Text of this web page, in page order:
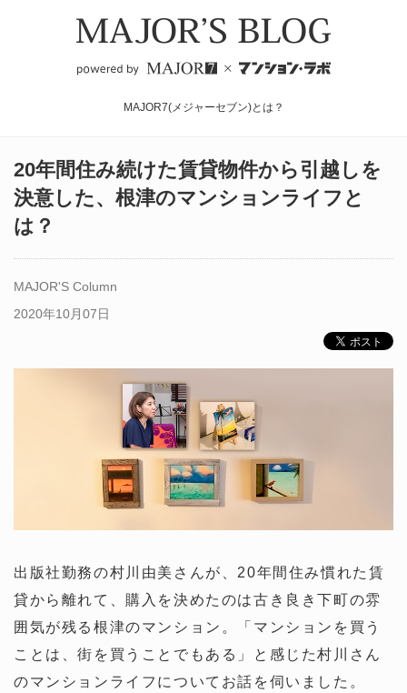
MAJOR7(メジャーセブン)とは？
20年間住み続けた賃貸物件から引越しを
決意した、根津のマンションライフと
は？
MAJOR'S Column
2020年10月07日
出版社勤務の村川由美さんが、20年間住み慣れた賃
貸から離れて、購入を決めたのは古き良き下町の雰
囲気が残る根津のマンション。「マンションを買う
ことは、街を買うことでもある」と感じた村川さん
のマンションライフについてお話を伺いました。